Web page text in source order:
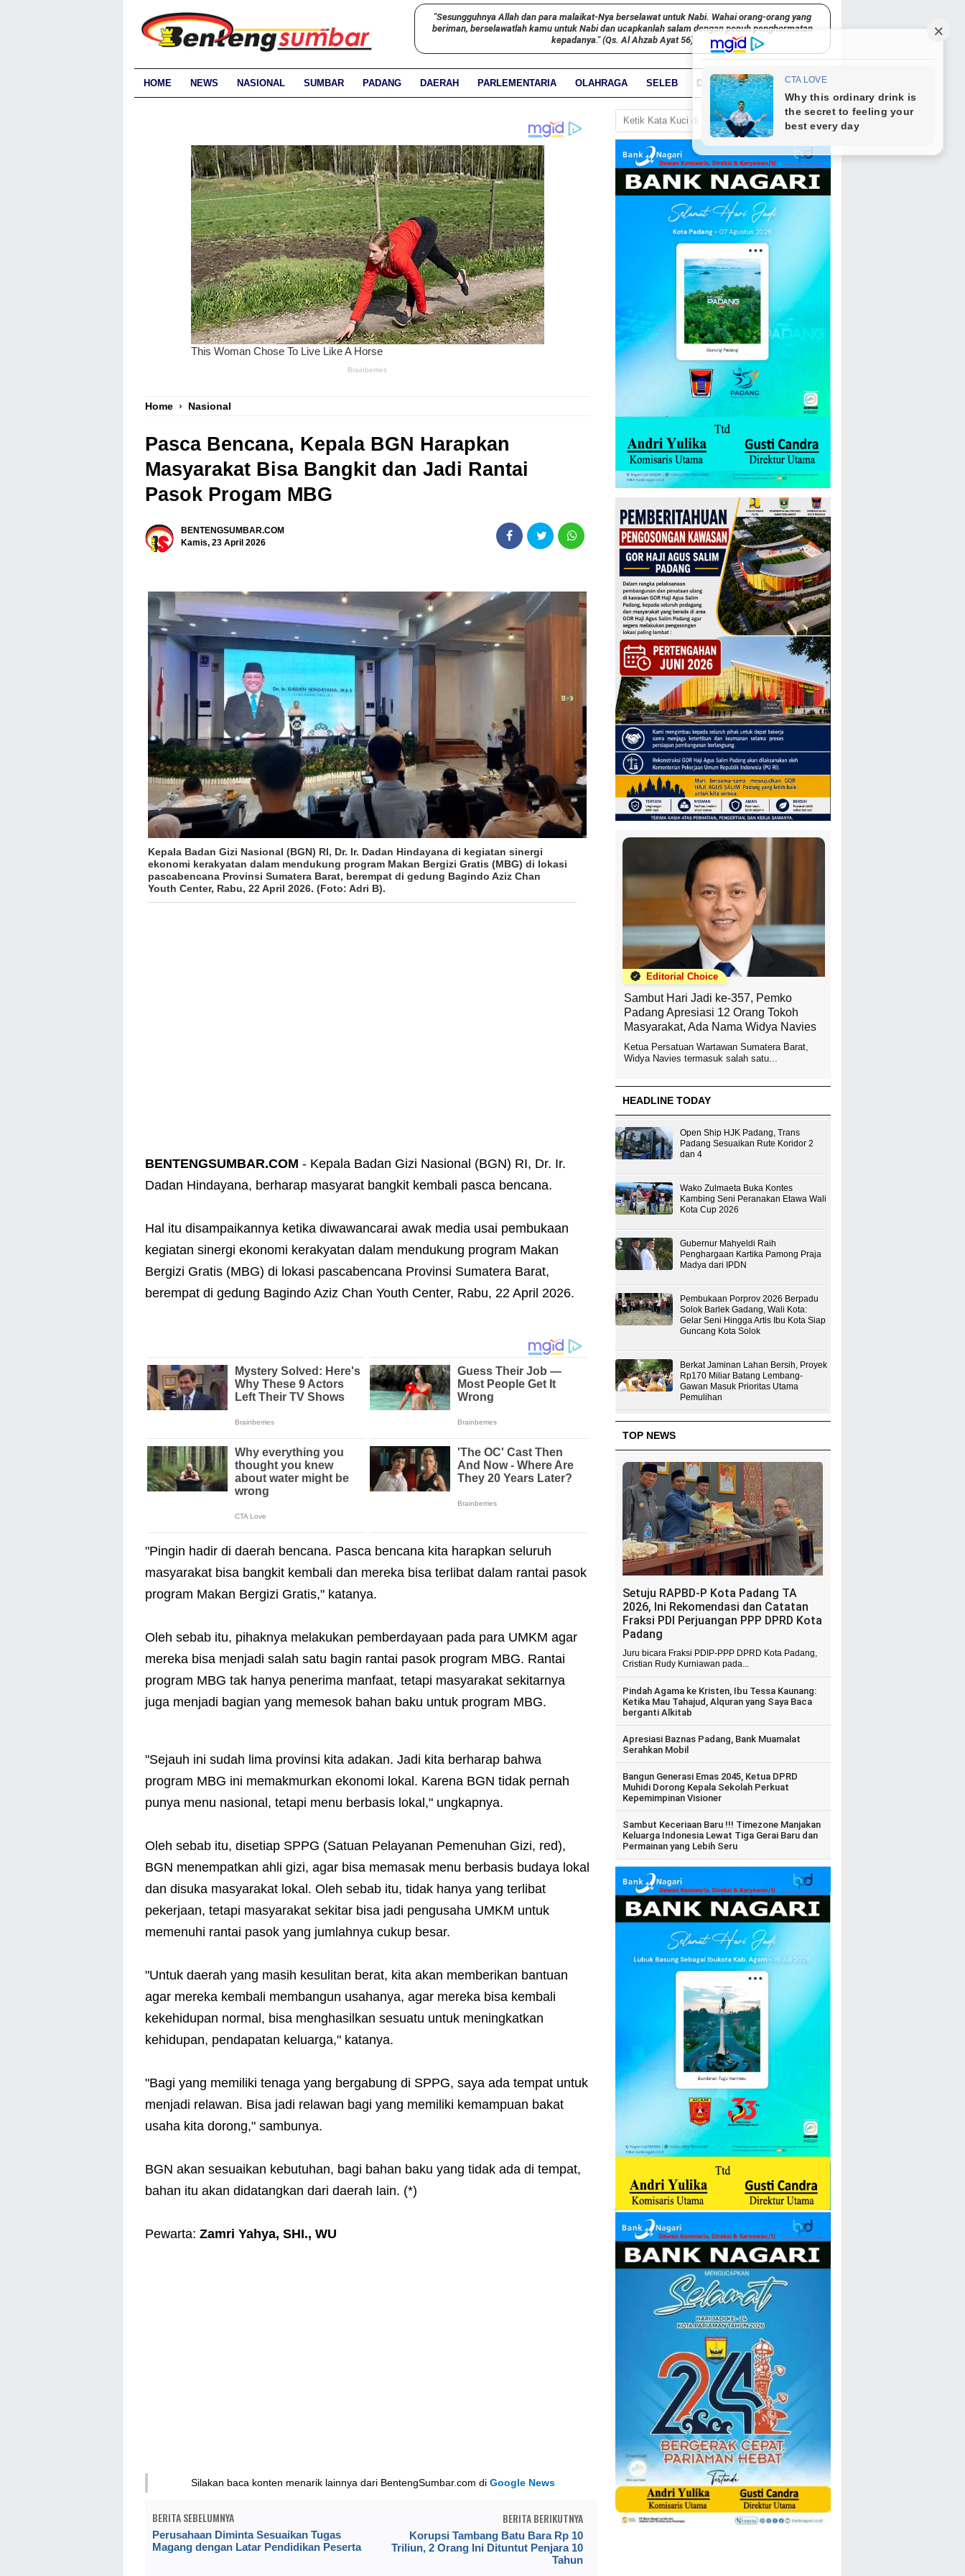
"Sesungguhnya Allah dan para malaikat-Nya berselawat untuk Nabi. Wahai orang-orang yang
beriman, berselawatlah kamu untuk Nabi dan ucapkanlah salam dengan penuh penghormatan
kepadanya." (Qs. Al Ahzab Ayat 56)
HOME NEWS NASIONAL SUMBAR PADANG DAERAH PARLEMENTARIA OLAHRAGA SELEB DUNIA PARIWARA
Home › Nasional
Pasca Bencana, Kepala BGN Harapkan
Masyarakat Bisa Bangkit dan Jadi Rantai
Pasok Progam MBG
BENTENGSUMBAR.COM
Kamis, 23 April 2026
Kepala Badan Gizi Nasional (BGN) RI, Dr. Ir. Dadan Hindayana di kegiatan sinergi
ekonomi kerakyatan dalam mendukung program Makan Bergizi Gratis (MBG)di lokasi
pascabencana Provinsi Sumatera Barat, berempat di gedung Bagindo Aziz Chan
Youth Center, Rabu, 22 April 2026. (Foto: Adri B).
BENTENGSUMBAR.COM - Kepala Badan Gizi Nasional (BGN) RI, Dr. Ir.
Dadan Hindayana, berharap masyarat bangkit kembali pasca bencana.
Hal itu disampaikannya ketika diwawancarai awak media usai pembukaan
kegiatan sinergi ekonomi kerakyatan dalam mendukung program Makan
Bergizi Gratis (MBG) di lokasi pascabencana Provinsi Sumatera Barat,
berempat di gedung Bagindo Aziz Chan Youth Center, Rabu, 22 April 2026.
"Pingin hadir di daerah bencana. Pasca bencana kita harapkan seluruh
masyarakat bisa bangkit kembali dan mereka bisa terlibat dalam rantai pasok
program Makan Bergizi Gratis," katanya.
Oleh sebab itu, pihaknya melakukan pemberdayaan pada para UMKM agar
mereka bisa menjadi salah satu bagin rantai pasok program MBG. Rantai
program MBG tak hanya penerima manfaat, tetapi masyarakat sekitarnya
juga menjadi bagian yang memesok bahan baku untuk program MBG.
"Sejauh ini sudah lima provinsi kita adakan. Jadi kita berharap bahwa
program MBG ini memakmurkan ekonomi lokal. Karena BGN tidak pernah
punya menu nasional, tetapi menu berbasis lokal," ungkapnya.
Oleh sebab itu, disetiap SPPG (Satuan Pelayanan Pemenuhan Gizi, red),
BGN menempatkan ahli gizi, agar bisa memasak menu berbasis budaya lokal
dan disuka masyarakat lokal. Oleh sebab itu, tidak hanya yang terlibat
pekerjaan, tetapi masyarakat sekitar bisa jadi pengusaha UMKM untuk
memenuhi rantai pasok yang jumlahnya cukup besar.
"Untuk daerah yang masih kesulitan berat, kita akan memberikan bantuan
agar mereka kembali membangun usahanya, agar mereka bisa kembali
kekehidupan normal, bisa menghasilkan sesuatu untuk meningkatkan
kehidupan, pendapatan keluarga," katanya.
"Bagi yang memiliki tenaga yang bergabung di SPPG, saya ada tempat untuk
menjadi relawan. Bisa jadi relawan bagi yang memiliki kemampuan bakat
usaha kita dorong," sambunya.
BGN akan sesuaikan kebutuhan, bagi bahan baku yang tidak ada di tempat,
bahan itu akan didatangkan dari daerah lain. (*)
Pewarta: Zamri Yahya, SHI., WU
Silakan baca konten menarik lainnya dari BentengSumbar.com diGoogle News
BERITA SEBELUMNYA
Perusahaan Diminta Sesuaikan Tugas
Magang dengan Latar Pendidikan Peserta
BERITA BERIKUTNYA
Korupsi Tambang Batu Bara Rp 10
Triliun, 2 Orang Ini Dituntut Penjara 10
Tahun
Editorial Choice
Sambut Hari Jadi ke-357, Pemko
Padang Apresiasi 12 Orang Tokoh
Masyarakat, Ada Nama Widya Navies
Ketua Persatuan Wartawan Sumatera Barat,
Widya Navies termasuk salah satu...
HEADLINE TODAY
Open Ship HJK Padang, Trans
Padang Sesuaikan Rute Koridor 2
dan 4
Wako Zulmaeta Buka Kontes
Kambing Seni Peranakan Etawa Wali
Kota Cup 2026
Gubernur Mahyeldi Raih
Penghargaan Kartika Pamong Praja
Madya dari IPDN
Pembukaan Porprov 2026 Berpadu
Solok Barlek Gadang, Wali Kota:
Gelar Seni Hingga Artis Ibu Kota Siap
Guncang Kota Solok
Berkat Jaminan Lahan Bersih, Proyek
Rp170 Miliar Batang Lembang-
Gawan Masuk Prioritas Utama
Pemulihan
TOP NEWS
Setuju RAPBD-P Kota Padang TA
2026, Ini Rekomendasi dan Catatan
Fraksi PDI Perjuangan PPP DPRD Kota
Padang
Juru bicara Fraksi PDIP-PPP DPRD Kota Padang,
Cristian Rudy Kurniawan pada...
Pindah Agama ke Kristen, Ibu Tessa Kaunang:
Ketika Mau Tahajud, Alquran yang Saya Baca
berganti Alkitab
Apresiasi Baznas Padang, Bank Muamalat
Serahkan Mobil
Bangun Generasi Emas 2045, Ketua DPRD
Muhidi Dorong Kepala Sekolah Perkuat
Kepemimpinan Visioner
Sambut Keceriaan Baru !!! Timezone Manjakan
Keluarga Indonesia Lewat Tiga Gerai Baru dan
Permainan yang Lebih Seru